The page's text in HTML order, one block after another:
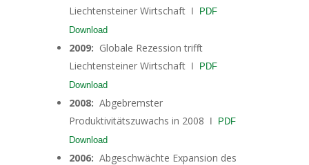
Liechtensteiner Wirtschaft
PDF
Download
2009: Globale Rezession trifft
Liechtensteiner Wirtschaft
PDF
Download
2008: Abgebremster
Produktivitätszuwachs in 2008
PDF
Download
2006: Abgeschwächte Expansion des